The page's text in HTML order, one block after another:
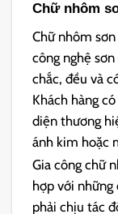
Chữ nhôm
Chữ nhôm
công nghệ
chắc, đều và
Khách hàng
diện thương
ánh kim hoặc
Gia công chữ
hợp với những
phải chịu tác